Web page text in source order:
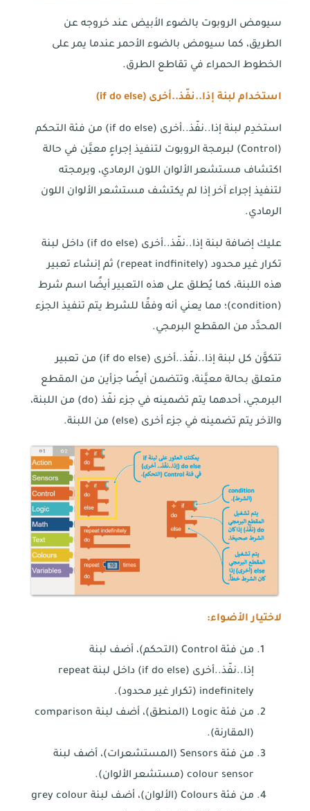
سيومض الروبوت بالضوء الأبيض عند خروجه عن
الطريق، كما سيومض بالضوء الأحمر عندما يمر على
الخطوط الحمراء في تقاطع الطرق.
استخدام لبنة إذا..نفّذ..أخرى (if do else
)
استخدِم لبنة إذا..نفّذ..أخرى (if do else) من فئة التحكم
(Control) لبرمجة الروبوت لتنفيذ إجراءٍ معيَّن في حالة
اكتشاف مستشعر الألوان اللون الرمادي، وبرمجته
لتنفيذ إجراء آخر إذا لم يكتشف مستشعر الألوان اللون
الرمادي.
عليك إضافة لبنة إذا..نفّذ..أخرى (if do else) داخل لبنة
تكرار غير محدود (repeat indfinitely) ثم إنشاء تعبير
هذه اللبنة، كما يُطلق على هذه التعبير أيضًا اسم شرط
(condition)؛ مما يعني أنه وفقًا للشرط يتم تنفيذ الجزء
المحدَّد من المقطع البرمجي.
تتكوَّن كل لبنة إذا..نفّذ..أخرى (if do else) من تعبير
متعلق بحالة معيَّنة، وتتضمن أيضًا جزأين من المقطع
البرمجي، أحدهما يتم تضمينه في جزء نفّذ (do) من اللبنة،
والآخر يتم تضمينه في جزء أخرى (else) من اللبنة.
لاختيار الأضواء:
من فئة Control (التحكم)، أضف لبنة
إذا..نفّذ..أخرى (if do else) داخل لبنة repeat
indefinitely (تكرار غير محدود).
من فئة Logic (المنطق)، أضف لبنة comparison
(المقارنة).
من فئة Sensors (المستشعرات)، أضف لبنة
colour sensor (مستشعر الألوان).
من فئة Colours (الألوان)، أضف لبنة grey colour